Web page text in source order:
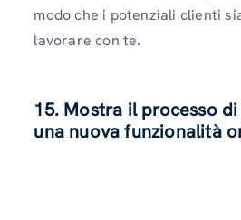
modo che i potenziali clienti
lavorare con te.
15. Mostra il processo
una nuova funzionalità